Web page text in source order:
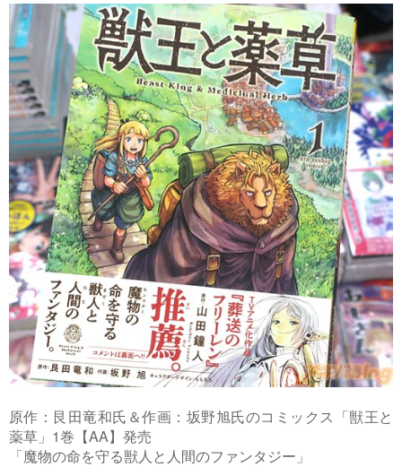
原作：艮田竜和氏＆作画：坂野旭氏のコミックス「獣王と
薬草」1巻【AA】発売
「魔物の命を守る獣人と人間のファンタジー」